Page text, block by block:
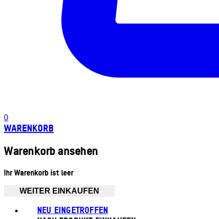
0
WARENKORB
Warenkorb ansehen
Ihr Warenkorb ist leer
WEITER EINKAUFEN
NEU EINGETROFFEN